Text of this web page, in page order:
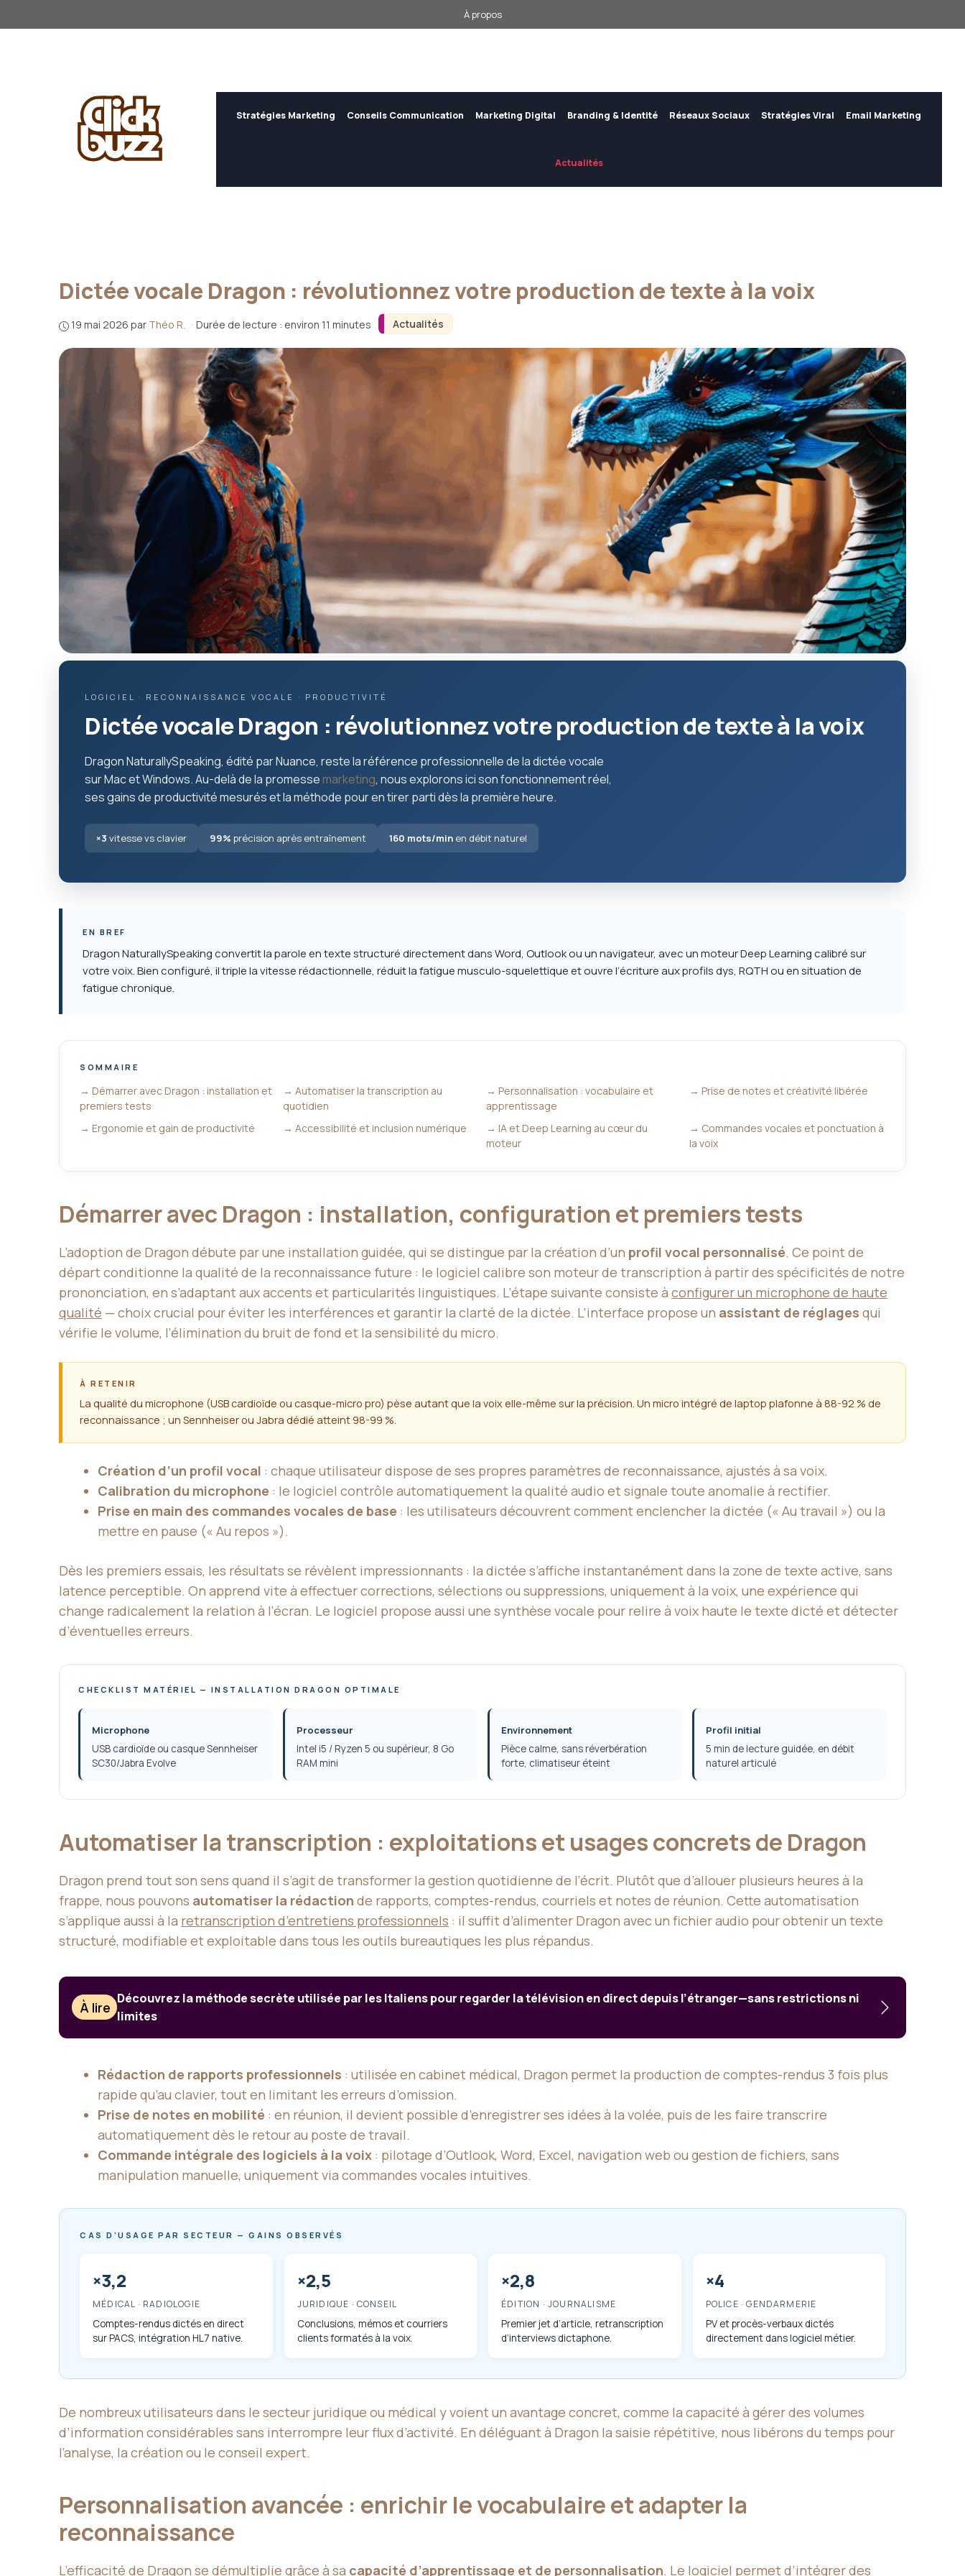
au
À propos
Stratégies Marketing Conseils Communication Marketing Digital Branding & Identité Réseaux Sociaux Stratégies Viral Email Marketing
Actualités
Actualités
Dictée vocale Dragon : révolutionnez votre production de texte à la voix
19 mai 2026 par Théo R. · Durée de lecture : environ 11 minutes
LOGICIEL · RECONNAISSANCE VOCALE · PRODUCTIVITÉ
Dictée vocale Dragon : révolutionnez votre production de texte à la voix
Dragon NaturallySpeaking, édité par Nuance, reste la référence professionnelle de la dictée vocale
sur Mac et Windows. Au-delà de la promessemarketing, nous explorons ici son fonctionnement réel,
ses gains de productivité mesurés et la méthode pour en tirer parti dès la première heure.
×3 vitesse vs clavier 99% précision après entraînement 160 mots/min en débit naturel
EN BREF
Dragon NaturallySpeaking convertit la parole en texte structuré directement dans Word, Outlook ou un navigateur, avec un moteur Deep Learning calibré sur
votre voix. Bien configuré, il triple la vitesse rédactionnelle, réduit la fatigue musculo-squelettique et ouvre l’écriture aux profils dys, RQTH ou en situation de
fatigue chronique.
SOMMAIRE
→ Démarrer avec Dragon : installation et
premiers tests
→ Automatiser la transcription au
quotidien
→ Personnalisation : vocabulaire et
apprentissage
→ Prise de notes et créativité libérée
→ Ergonomie et gain de productivité → Accessibilité et inclusion numérique
→ IA et Deep Learning au cœur du
moteur
→ Commandes vocales et ponctuation à
la voix
Démarrer avec Dragon : installation, configuration et premiers tests
L’adoption de Dragon débute par une installation guidée, qui se distingue par la création d’un profil vocal personnalisé. Ce point de
départ conditionne la qualité de la reconnaissance future : le logiciel calibre son moteur de transcription à partir des spécificités de notre
prononciation, en s’adaptant aux accents et particularités linguistiques. L’étape suivante consiste à configurer un microphone de haute
qualité — choix crucial pour éviter les interférences et garantir la clarté de la dictée. L’interface propose un assistant de réglages qui
vérifie le volume, l’élimination du bruit de fond et la sensibilité du micro.
À RETENIR
La qualité du microphone (USB cardioïde ou casque-micro pro) pèse autant que la voix elle-même sur la précision. Un micro intégré de laptop plafonne à 88-92 % de
reconnaissance ; un Sennheiser ou Jabra dédié atteint 98-99 %.
Création d’un profil vocal : chaque utilisateur dispose de ses propres paramètres de reconnaissance, ajustés à sa voix.
Calibration du microphone : le logiciel contrôle automatiquement la qualité audio et signale toute anomalie à rectifier.
Prise en main des commandes vocales de base : les utilisateurs découvrent comment enclencher la dictée (« Au travail ») ou la
mettre en pause (« Au repos »).
Dès les premiers essais, les résultats se révèlent impressionnants : la dictée s’affiche instantanément dans la zone de texte active, sans
latence perceptible. On apprend vite à effectuer corrections, sélections ou suppressions, uniquement à la voix, une expérience qui
change radicalement la relation à l’écran. Le logiciel propose aussi une synthèse vocale pour relire à voix haute le texte dicté et détecter
d’éventuelles erreurs.
CHECKLIST MATÉRIEL — INSTALLATION DRAGON OPTIMALE
Microphone
USB cardioïde ou casque Sennheiser
SC30/Jabra Evolve
Processeur
Intel i5 / Ryzen 5 ou supérieur, 8 Go
RAM mini
Environnement
Pièce calme, sans réverbération
forte, climatiseur éteint
Profil initial
5 min de lecture guidée, en débit
naturel articulé
Automatiser la transcription : exploitations et usages concrets de Dragon
Dragon prend tout son sens quand il s’agit de transformer la gestion quotidienne de l’écrit. Plutôt que d’allouer plusieurs heures à la
frappe, nous pouvons automatiser la rédaction de rapports, comptes-rendus, courriels et notes de réunion. Cette automatisation
s’applique aussi à la retranscription d’entretiens professionnels : il suffit d’alimenter Dragon avec un fichier audio pour obtenir un texte
structuré, modifiable et exploitable dans tous les outils bureautiques les plus répandus.
À lire
Découvrez la méthode secrète utilisée par les Italiens pour regarder la télévision en direct depuis l’étranger—sans restrictions ni
limites
Rédaction de rapports professionnels : utilisée en cabinet médical, Dragon permet la production de comptes-rendus 3 fois plus
rapide qu’au clavier, tout en limitant les erreurs d’omission.
Prise de notes en mobilité : en réunion, il devient possible d’enregistrer ses idées à la volée, puis de les faire transcrire
automatiquement dès le retour au poste de travail.
Commande intégrale des logiciels à la voix : pilotage d’Outlook, Word, Excel, navigation web ou gestion de fichiers, sans
manipulation manuelle, uniquement via commandes vocales intuitives.
CAS D’USAGE PAR SECTEUR — GAINS OBSERVÉS
×3,2
MÉDICAL · RADIOLOGIE
Comptes-rendus dictés en direct
sur PACS, intégration HL7 native.
×2,5
JURIDIQUE · CONSEIL
Conclusions, mémos et courriers
clients formatés à la voix.
×2,8
ÉDITION · JOURNALISME
Premier jet d’article, retranscription
d’interviews dictaphone.
×4
POLICE · GENDARMERIE
PV et procès-verbaux dictés
directement dans logiciel métier.
De nombreux utilisateurs dans le secteur juridique ou médical y voient un avantage concret, comme la capacité à gérer des volumes
d’information considérables sans interrompre leur flux d’activité. En déléguant à Dragon la saisie répétitive, nous libérons du temps pour
l’analyse, la création ou le conseil expert.
Personnalisation avancée : enrichir le vocabulaire et adapter la
reconnaissance
L’efficacité de Dragon se démultiplie grâce à sa capacité d’apprentissage et de personnalisation. Le logiciel permet d’intégrer des